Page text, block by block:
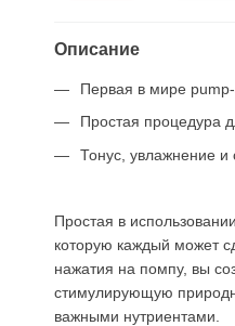
Описание
Первая в мире
Простая процедура
Тонус, увлажнение и
Простая в
которую каждый может
нажатия на помпу, вы
стимулирующую
важными нутриентами.